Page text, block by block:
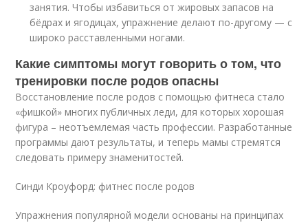
занятия. Чтобы избавиться от жировых запасов на
бёдрах и ягодицах, упражнение делают по-другому — с
широко расставленными ногами.
Какие симптомы могут говорить о том, что
тренировки после родов опасны
Восстановление после родов с помощью фитнеса стало
«фишкой» многих публичных леди, для которых хорошая
фигура – неотъемлемая часть профессии. Разработанные
программы дают результаты, и теперь мамы стремятся
следовать примеру знаменитостей.
Синди Кроуфорд: фитнес после родов
Упражнения популярной модели основаны на принципах